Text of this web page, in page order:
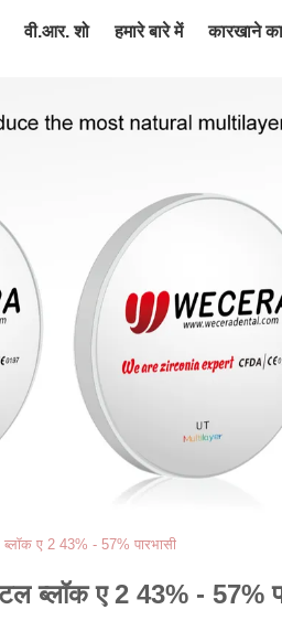
वी.आर. शो हमारे बारे में कारखाने का
ब्लॉक ए 2 43% - 57% पारभासी
ब्लॉक ए 2 43% - 57%